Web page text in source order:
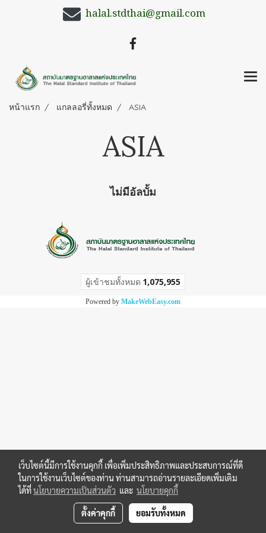
halal.stdthai@gmail.com
หน้าแรก แกลลอรี่ทั้งหมด ASIA
ASIA
ไม่มีอัลบั้ม
ผู้เข้าชมทั้งหมด 1,075,955
Powered by MakeWebEasy.com
เว็บไซต์นี้มีการใช้งานคุกกี้ เพื่อเพิ่มประสิทธิภาพและประสบการณ์ที่ดี
ในการใช้งานเว็บไซต์ของท่าน ท่านสามารถอ่านรายละเอียดเพิ่มเติม
ได้ที่นโยบายความเป็นส่วนตัว และ นโยบายคุกกี้
ตั้งค่าคุกกี้ ยอมรับทั้งหมด